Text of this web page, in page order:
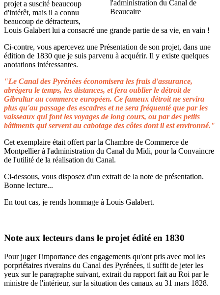
projet a suscité beaucoup
d'intérêt, mais il a connu
beaucoup de détracteurs,
Louis Galabert lui a consacré une grande partie de sa vie, en vain !
Ci-contre, vous apercevez une Présentation de son projet, dans une
édition de 1830 que je suis parvenu à acquérir. Il y existe quelques
anotations intéressantes.
"Le Canal des Pyrénées économisera les frais d'assurance,
abrégera le temps, les distances, et fera oublier le détroit de
Gibraltar au commerce européen. Ce fameux détroit ne servira
plus qu'au passage des escadres et ne sera fréquenté que par les
vaisseaux qui font les voyages de long cours, ou par des petits
bâtiments qui servent au cabotage des côtes dont il est environné."
Cet exemplaire était offert par la Chambre de Commerce de
Montpellier à l'administration du Canal du Midi, pour la Convaincre
de l'utilité de la réalisation du Canal.
Ci-dessous, vous disposez d'un extrait de la note de présentation.
Bonne lecture...
En tout cas, je rends hommage à Louis Galabert.
Note aux lecteurs dans le projet édité en 1830
Pour juger l'importance des engagements qu'ont pris avec moi les
porpriétaires riverains du Canal des Pyrénées, il suffit de jeter les
yeux sur le paragraphe suivant, extrait du rapport fait au Roi par le
ministre de l'intérieur, sur la situation des canaux au 31 mars 1828.